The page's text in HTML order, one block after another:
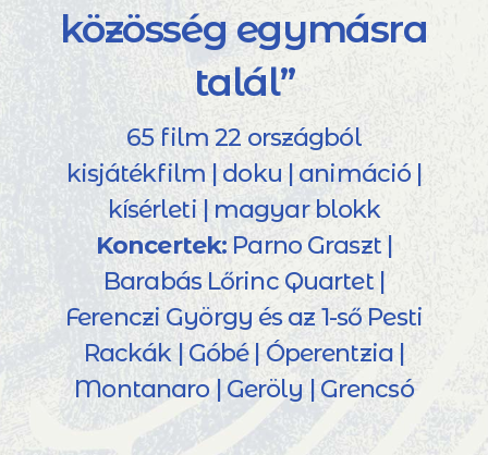
közösség egymásra
talál”
65 film 22 országból
kisjátékfilm | doku | animáció |
kísérleti | magyar blokk
Koncertek: Parno Graszt |
Barabás Lőrinc Quartet |
Ferenczi György és az 1-ső Pesti
Rackák | Góbé | Óperentzia |
Montanaro | Geröly | Grencsó